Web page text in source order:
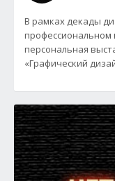
В рамках декады
профессиональном
персональная
«Графический